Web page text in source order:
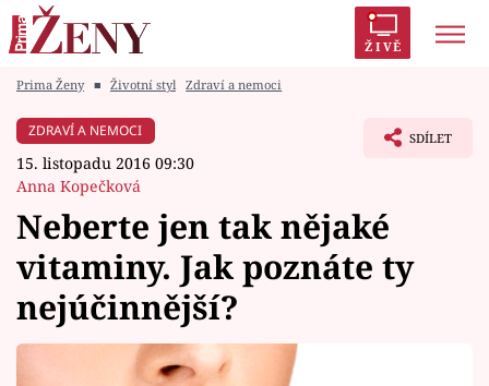
ŽIVĚ
Módní alarm
Zrádci
Témata
Celebrity
Prima Ženy ■ Životní styl Zdraví a nemoci
ZDRAVÍ A NEMOCI
15. listopadu 2016 09:30
Anna Kopečková
SDÍLET
Neberte jen tak nějaké
vitaminy. Jak poznáte ty
nejúčinnější?